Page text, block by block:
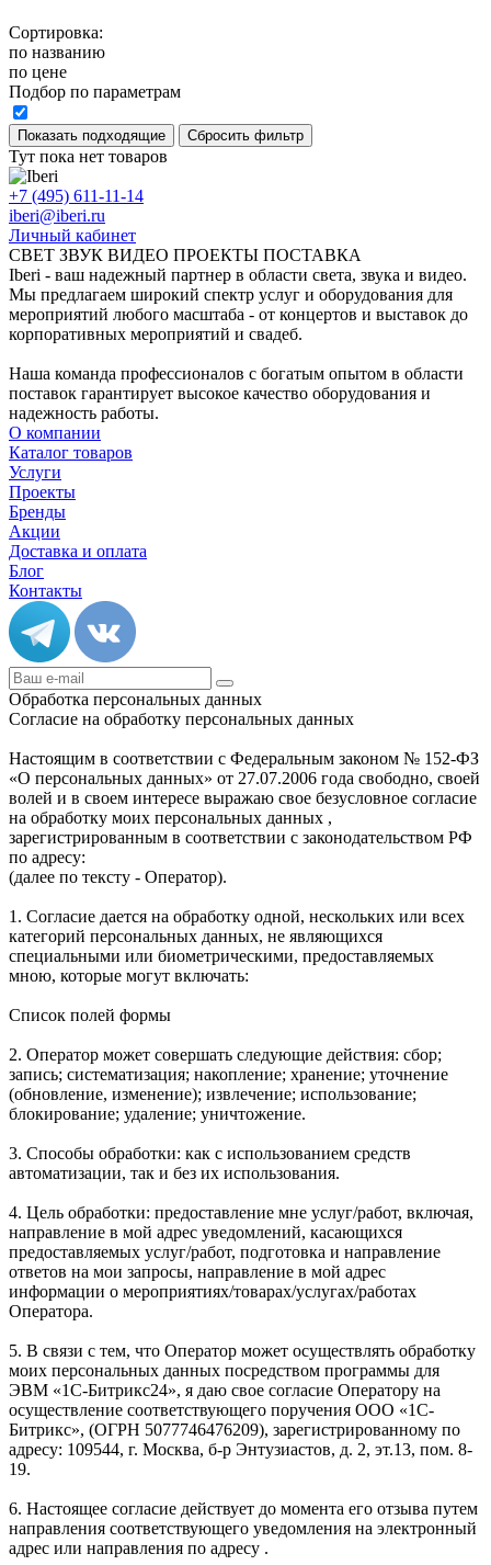
Сортировка:
по названию
по цене
Подбор по параметрам
Тут пока нет товаров
+7 (495) 611-11-14
iberi@iberi.ru
Личный кабинет
СВЕТ ЗВУК ВИДЕО ПРОЕКТЫ ПОСТАВКА
Iberi - ваш надежный партнер в области света, звука и видео.
Мы предлагаем широкий спектр услуг и оборудования для
мероприятий любого масштаба - от концертов и выставок до
корпоративных мероприятий и свадеб.
Наша команда профессионалов с богатым опытом в области
поставок гарантирует высокое качество оборудования и
надежность работы.
О компании
Каталог товаров
Услуги
Проекты
Бренды
Акции
Доставка и оплата
Блог
Контакты
Обработка персональных данных
Согласие на обработку персональных данных
Настоящим в соответствии с Федеральным законом № 152-ФЗ
«О персональных данных» от 27.07.2006 года свободно, своей
волей и в своем интересе выражаю свое безусловное согласие
на обработку моих персональных данных ,
зарегистрированным в соответствии с законодательством РФ
по адресу:
(далее по тексту - Оператор).
1. Согласие дается на обработку одной, нескольких или всех
категорий персональных данных, не являющихся
специальными или биометрическими, предоставляемых
мною, которые могут включать:
Список полей формы
2. Оператор может совершать следующие действия: сбор;
запись; систематизация; накопление; хранение; уточнение
(обновление, изменение); извлечение; использование;
блокирование; удаление; уничтожение.
3. Способы обработки: как с использованием средств
автоматизации, так и без их использования.
4. Цель обработки: предоставление мне услуг/работ, включая,
направление в мой адрес уведомлений, касающихся
предоставляемых услуг/работ, подготовка и направление
ответов на мои запросы, направление в мой адрес
информации о мероприятиях/товарах/услугах/работах
Оператора.
5. В связи с тем, что Оператор может осуществлять обработку
моих персональных данных посредством программы для
ЭВМ «1С-Битрикс24», я даю свое согласие Оператору на
осуществление соответствующего поручения ООО «1С-
Битрикс», (ОГРН 5077746476209), зарегистрированному по
адресу: 109544, г. Москва, б-р Энтузиастов, д. 2, эт.13, пом. 8-
19.
6. Настоящее согласие действует до момента его отзыва путем
направления соответствующего уведомления на электронный
адрес или направления по адресу .